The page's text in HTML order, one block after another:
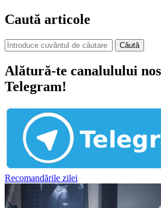
Caută articole
Căută
Alătură-te canalulului
Telegram!
Recomandările zilei